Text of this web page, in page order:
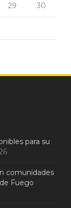
29 30
para su
comunidades
Fuego